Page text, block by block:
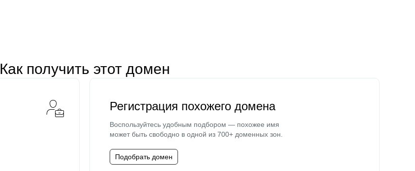
Как получить этот домен
Регистрация похожего домена
Воспользуйтесь удобным подбором — похожее имя
может быть свободно в одной из 700+ доменных зон.
Подобрать домен